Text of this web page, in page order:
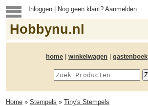
Inloggen | Nog geen klant?Aanmelden
Hobbynu.nl
home winkelwagen gastenboek
Home » Stempels » Tiny's Stempels